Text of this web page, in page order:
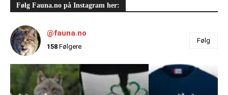
Følg Fauna.no på Instagram her:
@fauna.no
158 Følgere
Følg